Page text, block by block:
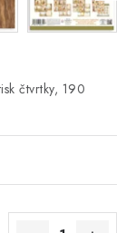
čtvrtky, 190